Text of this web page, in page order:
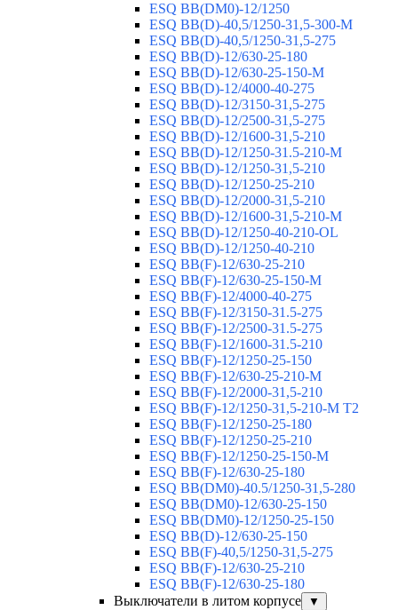
ESQ ВВ(DM0)-12/1250
ESQ ВВ(D)-40,5/1250-31,5-300-М
ESQ ВВ(D)-40,5/1250-31,5-275
ESQ ВВ(D)-12/630-25-180
ESQ ВВ(D)-12/630-25-150-М
ESQ ВВ(D)-12/4000-40-275
ESQ ВВ(D)-12/3150-31,5-275
ESQ ВВ(D)-12/2500-31,5-275
ESQ ВВ(D)-12/1600-31,5-210
ESQ ВВ(D)-12/1250-31.5-210-М
ESQ ВВ(D)-12/1250-31,5-210
ESQ ВВ(D)-12/1250-25-210
ESQ BB(D)-12/2000-31,5-210
ESQ BB(D)-12/1600-31,5-210-М
ESQ BB(D)-12/1250-40-210-OL
ESQ BB(D)-12/1250-40-210
ESQ ВВ(F)-12/630-25-210
ESQ ВВ(F)-12/630-25-150-М
ESQ ВВ(F)-12/4000-40-275
ESQ ВВ(F)-12/3150-31.5-275
ESQ ВВ(F)-12/2500-31.5-275
ESQ ВВ(F)-12/1600-31.5-210
ESQ ВВ(F)-12/1250-25-150
ESQ BB(F)-12/630-25-210-М
ESQ BB(F)-12/2000-31,5-210
ESQ BB(F)-12/1250-31,5-210-М T2
ESQ BB(F)-12/1250-25-180
ESQ ВВ(F)-12/1250-25-210
ESQ ВВ(F)-12/1250-25-150-М
ESQ BB(F)-12/630-25-180
ESQ ВВ(DM0)-40.5/1250-31,5-280
ESQ ВВ(DM0)-12/630-25-150
ESQ ВВ(DM0)-12/1250-25-150
ESQ BB(D)-12/630-25-150
ESQ ВВ(F)-40,5/1250-31,5-275
ESQ ВВ(F)-12/630-25-210
ESQ ВВ(F)-12/630-25-180
Выключатели в литом корпусе
▼